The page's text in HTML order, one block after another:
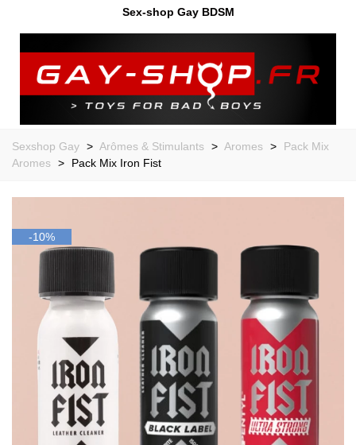
Sex-shop Gay BDSM
Sexshop Gay > Arômes & Stimulants > Aromes >
Pack Mix
Aromes
> Pack Mix Iron Fist
-10%